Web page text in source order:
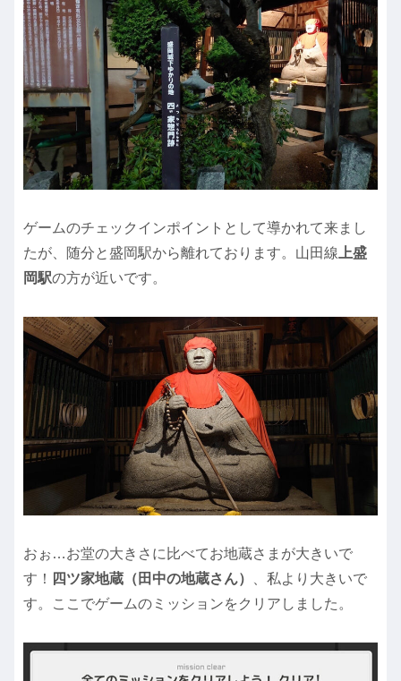
ゲームのチェックインポイントとして導かれて来まし
たが、随分と盛岡駅から離れております。山田線 上盛
岡駅の方が近いです。
おぉ…お堂の大きさに比べてお地蔵さまが大きいで
す！ 四ツ家地蔵（田中の地蔵さん）
、私より大きいで
す。ここでゲームのミッションをクリアしました。